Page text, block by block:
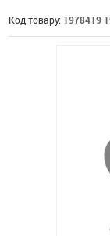
Код товару: 1978419